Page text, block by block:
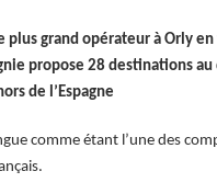
plus grand opérateur à Orly
propose 28 destinations
de l’Espagne
comme étant l’une des